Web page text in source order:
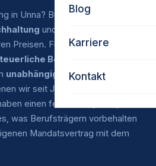
Blog
Karriere
Kontakt
in Unna? Buchmeister übernimmt
und
Preisen. Für
Jahresabschluss
Beratung
unabhängigen externen
wir seit Jahren eingespielt
einen festen Ansprechpartner
was Berufsträgern vorbehalten
Mandatsvertrag mit dem